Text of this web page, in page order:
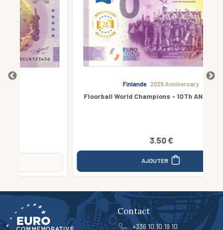
2025 Anniversary
Floorball World Champions - 10Th ANNIVERSARY
Contact
+336 10 10 19 10